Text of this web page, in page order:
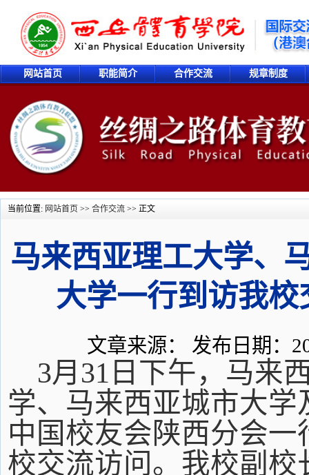
网站首页 职能简介 合作交流 规章制度
当前位置: 网站首页 >> 合作交流 >> 正文
马来西亚理工大学、
大学一行到访我校
文章来源： 发布日期：
3月31日下午，马来
学、马来西亚城市大学
中国校友会陕西分会一
校交流访问。我校副校